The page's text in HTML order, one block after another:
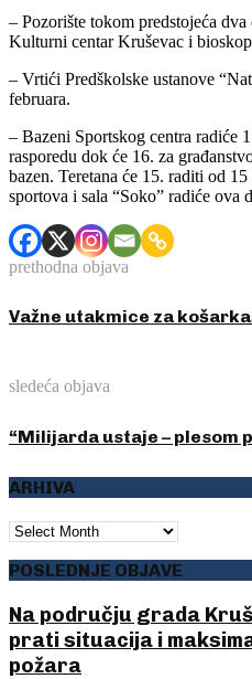
– Pozorište tokom predstojeća
Kulturni centar Kruševac i
– Vrtići Predškolske ustanove
februara.
– Bazeni Sportskog centra radiće
rasporedu dok će 16. za
bazen. Teretana će 15. raditi od
sportova i sala “Soko” radiće ova
prethodna objava
Važne utakmice za
sledeća objava
“Milijarda ustaje – plesom
ARHIVA
ARHIVA
POSLEDNJE OBJAVE
Na području grada
prati situacija i
požara